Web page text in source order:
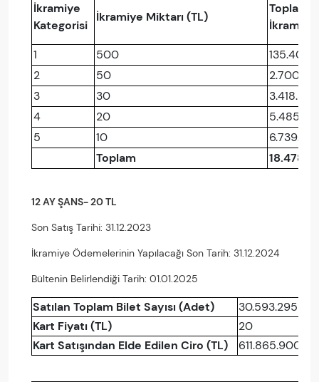
İkramiye
Kategorisi
İkramiye Miktarı (TL)
Toplam
1
500
135.401
2
50
2.700.106
3
30
3.418.346
4
20
5
10
6.739.341
Toplam
12 AY ŞANS- 20 TL
Son Satış Tarihi: 31.12.2023
İkramiye Ödemelerinin Yapılacağı Son Tarih: 31.12.2024
Bültenin Belirlendiği Tarih: 01.01.2025
Satılan Toplam Bilet Sayısı (Adet)
30.593.295
Kart Fiyatı (TL)
20
Kart Satışından Elde Edilen Ciro (TL)
611.865.900